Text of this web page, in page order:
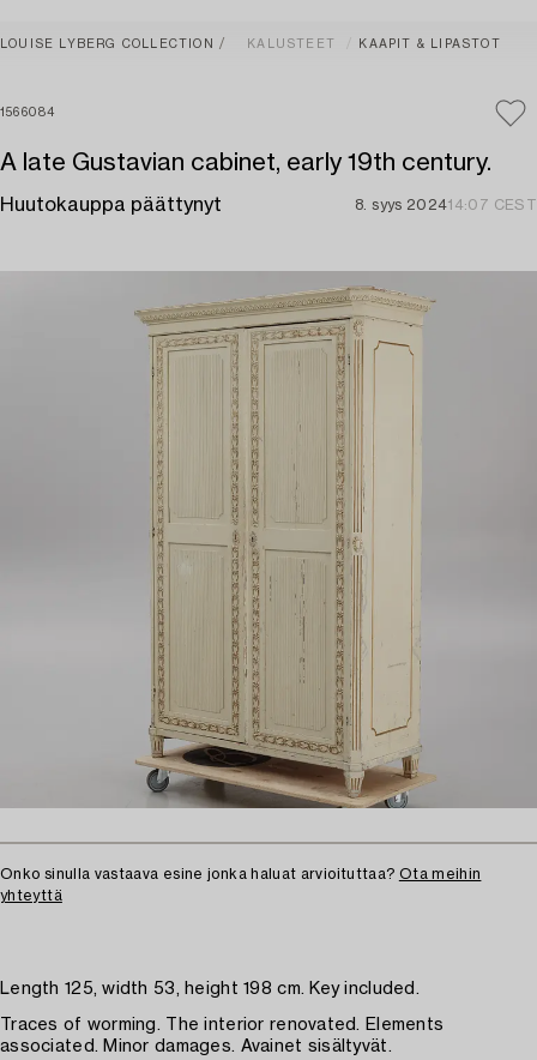
LOUISE LYBERG COLLECTION KALUSTEET KAAPIT & LIPASTOT
1566084
A late Gustavian cabinet, early 19th century.
Huutokauppa päättynyt 8. syys 202414:07 CEST
Onko sinulla vastaava esine jonka haluat arvioituttaa? Ota meihin
yhteyttä
Length 125, width 53, height 198 cm. Key included.
Traces of worming. The interior renovated. Elements
associated. Minor damages. Avainet sisältyvät.